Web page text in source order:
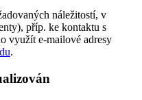
náležitostí, v
příp. ke kontaktu s
využít e-mailové adresy
.